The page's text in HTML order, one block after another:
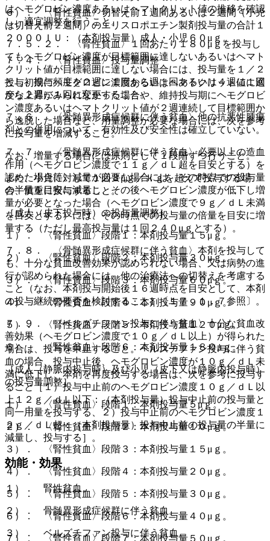
はヘモグロビン濃度あるいはヘマトクリット値の推移を確認
し、適宜調整を行うこと。
７．５．２． 〈腎性貧血〉１回あたり１８０μｇを投与し
てもヘモグロビン濃度が目標範囲に達しないあるいはヘマト
クリット値が目標範囲に達しない場合には、投与量を１／２
とし、投与頻度を２週に１回から週１回あるいは４週に１回
から２週に１回に変更すること。
７．６． 〈骨髄異形成症候群に伴う貧血〉他の抗悪性腫瘍
剤との併用について、有効性及び安全性は確立していない。
７．７． 〈骨髄異形成症候群に伴う貧血〉必要以上の造血
作用（ヘモグロビン濃度で１１ｇ／ｄＬ超を目安とする）を
認めた場合等、減量が必要な場合には、その時点での投与量
の半量を目安に減量し、その後ヘモグロビン濃度が低下し増
量が必要となった場合（ヘモグロビン濃度で９ｇ／ｄＬ未満
を目安とする）には、その時点での投与量の倍量を目安に増
量する（ただし最高投与量は１回２４０μｇとする）。
７．８． 〈骨髄異形成症候群に伴う貧血〉本剤を投与して
も、十分な貧血改善効果が認められない場合、又は病勢の進
行が認められた場合には、他の治療法への切替えを考慮する
こと（なお、本剤投与開始後１６週時点を目安として、本剤
の投与継続の要否を検討すること）〔１７．１．７参照〕。
７．９． 〈ベルズチファン投与に伴う貧血〉十分な貧血改
善効果（ヘモグロビン濃度で１０ｇ／ｄＬ以上）が得られた
場合は、投与を中止すること。ベルズチファン投与に伴う貧
血の場合、投与中止後、ヘモグロビン濃度が１０ｇ／ｄＬ未
満に低下し、本剤を再度投与する場合は、次を参考に投与す
ること［１）投与中止前のヘモグロビン濃度１０ｇ／ｄＬ以
上１２ｇ／ｄＬ以下：（本剤投与量）投与中止前の投与量と
同一用量を投与する、２）投与中止前のヘモグロビン濃度１
２ｇ／ｄＬ超：（本剤投与量）投与中止前の投与量の半量に
減量し、投与する］。
効能・効果
１）． 腎性貧血。
２）． 骨髄異形成症候群に伴う貧血。
３）． ベルズチファン投与に伴う貧血。
６）． 〈腎性貧血〉切替え前１週間あるいは２週間（小児
は切替え前２週間）のエリスロポエチン製剤投与量の合計１
２０００ＩＵ：（本剤投与量）成人・小児６０μｇ。
７．４． 〈腎性貧血〉投与量調整
投与初期にヘモグロビン濃度あるいはヘマトクリット値に適
度な上昇がみられなかった場合や、維持投与期にヘモグロビ
ン濃度あるいはヘマトクリット値が２週連続して目標範囲か
ら逸脱した場合など、用量調整が必要な場合には、次を参考
に投与量を増減すること。
なお、増量する場合には原則として１段階ずつ行うこと。
また、小児に対して１回３μｇ／ｋｇを超えて投与する場
合、慎重に投与すること。
［成人（皮下投与時）の投与量調整］
１）． 〈腎性貧血〉段階１：本剤投与量１５μｇ。
２）． 〈腎性貧血〉段階２：本剤投与量３０μｇ。
３）． 〈腎性貧血〉段階３：本剤投与量６０μｇ。
４）． 〈腎性貧血〉段階４：本剤投与量９０μｇ。
５）． 〈腎性貧血〉段階５：本剤投与量１２０μｇ。
６）． 〈腎性貧血〉段階６：本剤投与量１８０μｇ。
［成人（静脈内投与時）及び小児（皮下又は静脈内投与時）
の投与量調整］
１）． 〈腎性貧血〉段階１：本剤投与量５μｇ。
２）． 〈腎性貧血〉段階２：本剤投与量１０μｇ。
３）． 〈腎性貧血〉段階３：本剤投与量１５μｇ。
４）． 〈腎性貧血〉段階４：本剤投与量２０μｇ。
５）． 〈腎性貧血〉段階５：本剤投与量３０μｇ。
６）． 〈腎性貧血〉段階６：本剤投与量４０μｇ。
７）． 〈腎性貧血〉段階７：本剤投与量５０μｇ。